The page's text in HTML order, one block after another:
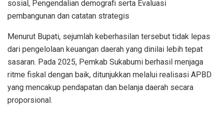
sosial, Pengendalian demografi serta Evaluasi
pembangunan dan catatan strategis
Menurut Bupati, sejumlah keberhasilan tersebut tidak lepas
dari pengelolaan keuangan daerah yang dinilai lebih tepat
sasaran. Pada 2025, Pemkab Sukabumi berhasil menjaga
ritme fiskal dengan baik, ditunjukkan melalui realisasi APBD
yang mencakup pendapatan dan belanja daerah secara
proporsional.